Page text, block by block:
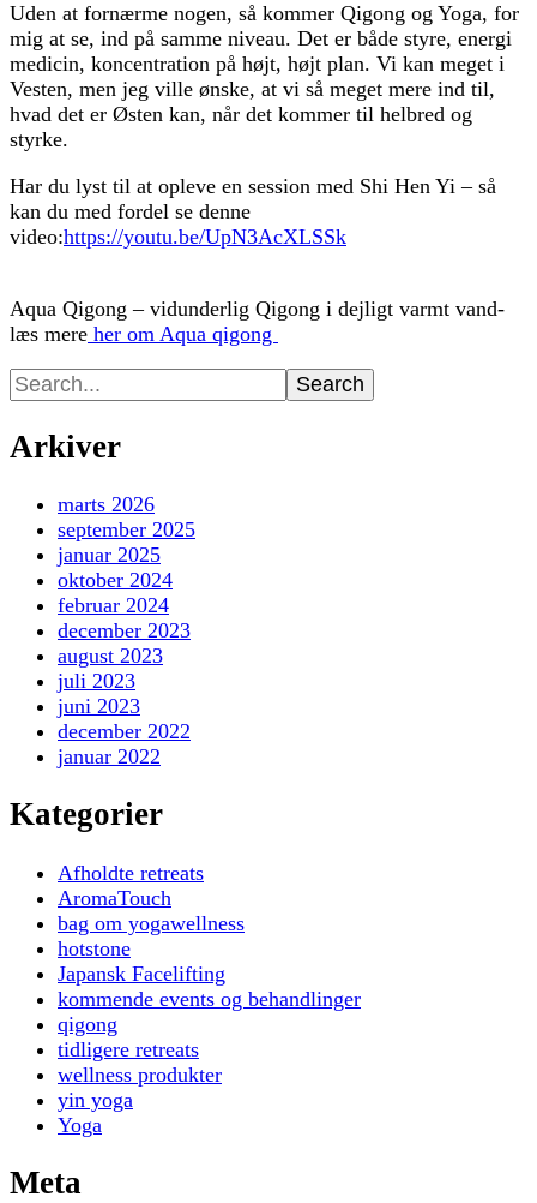
Uden at fornærme nogen, så kommer Qigong og Yoga, for
mig at se, ind på samme niveau. Det er både styre, energi
medicin, koncentration på højt, højt plan. Vi kan meget i
Vesten, men jeg ville ønske, at vi så meget mere ind til,
hvad det er Østen kan, når det kommer til helbred og
styrke.
Har du lyst til at opleve en session med Shi Hen Yi – så
kan du med fordel se denne
video:https://youtu.be/UpN3AcXLSSk
Aqua Qigong – vidunderlig Qigong i dejligt varmt vand-
læs mere her om Aqua qigong
Search
for:
Arkiver
marts 2026
september 2025
januar 2025
oktober 2024
februar 2024
december 2023
august 2023
juli 2023
juni 2023
december 2022
januar 2022
Kategorier
Afholdte retreats
AromaTouch
bag om yogawellness
hotstone
Japansk Facelifting
kommende events og behandlinger
qigong
tidligere retreats
wellness produkter
yin yoga
Yoga
Meta